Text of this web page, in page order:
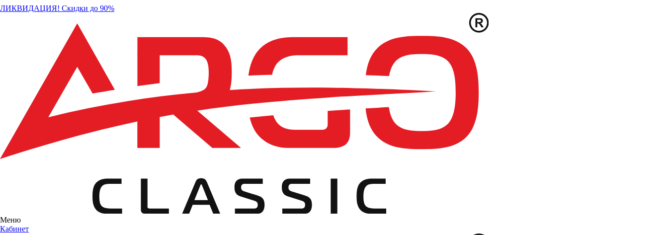
ЛИКВИДАЦИЯ! Скидки до 90%
Меню
Кабинет